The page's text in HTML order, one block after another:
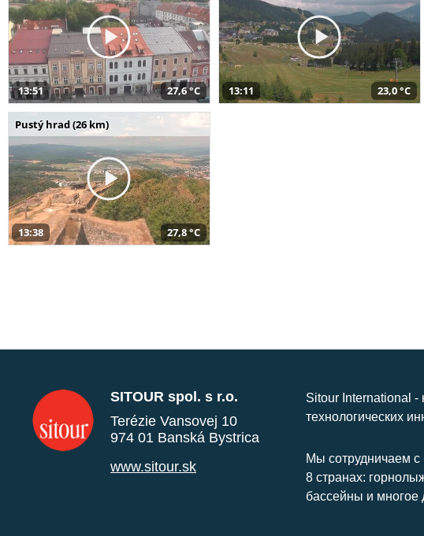
13:51 27,6 °C 13:11 23,0 °C
Pustý hrad (26 km)
13:38 27,8 °C
SITOUR spol. s r.o.
Terézie Vansovej 10
974 01 Banská Bystrica
www.sitour.sk
Sitour International -
технологических
Мы сотрудничаем с
8 странах:
бассейны и многое